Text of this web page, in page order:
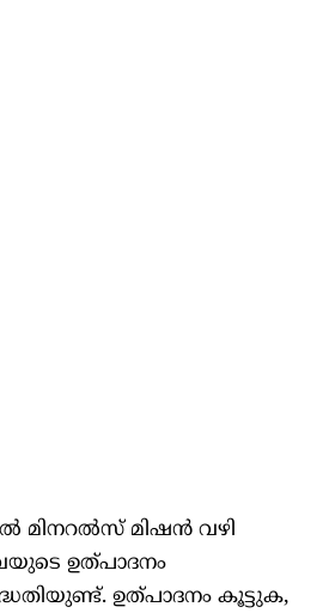
മിനറല്‍സ് മിഷന്‍ വഴി
ഉത്പാദനം
ഉത്പാദനം കൂട്ടുക,